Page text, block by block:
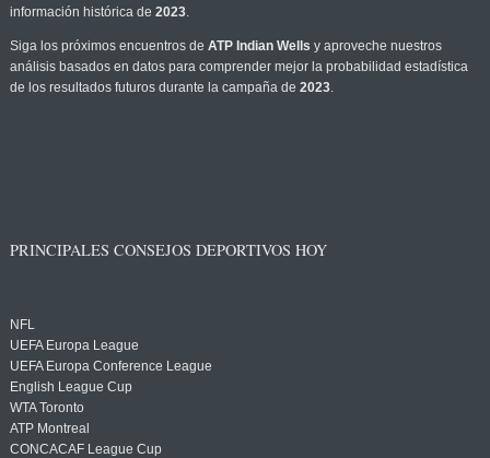
información histórica de 2023.
Siga los próximos encuentros de ATP Indian Wells y aproveche nuestros
análisis basados en datos para comprender mejor la probabilidad estadística
de los resultados futuros durante la campaña de 2023.
PRINCIPALES CONSEJOS DEPORTIVOS HOY
NFL
UEFA Europa League
UEFA Europa Conference League
English League Cup
WTA Toronto
ATP Montreal
CONCACAF League Cup